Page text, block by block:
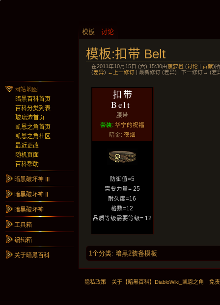
模板:扣带 Belt
在2011年10月15日 (六) 15:30由菠萝橙 (讨论| 贡献)
(差异) ←上一修订| 最新修订 (差异) | 下一修订→ (差
扣带
Belt
腰带
套装: 华宁的祝福
暗金: 夜烟
防御值=5
需要力量= 25
耐久度=16
格数=12
品质等级需要等级= 12
1个分类: 暗黑2装备模板
模板 讨论
网站地图
暗黑百科首页
百科分类列表
玻璃渣首页
凯恩之角首页
凯恩之角社区
最近更改
随机页面
百科帮助
暗黑破坏神 III
暗黑破坏神 II
暗黑破坏神
工具箱
编辑箱
关于暗黑百科
隐私政策 关于【暗黑百科】DiabloWiki_凯恩之角 免